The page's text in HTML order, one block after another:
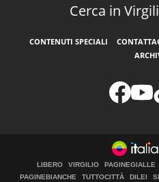
Cerca in
CONTENUTI SPECIALI
LIBERO VIRGILIO PAGINEGIALLE
PAGINEBIANCHE
TUTTOCITTÀ DILEI